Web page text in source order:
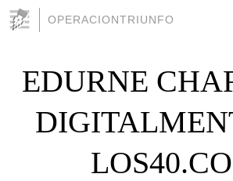
OPERACIONTRIUNFO
EDURNE